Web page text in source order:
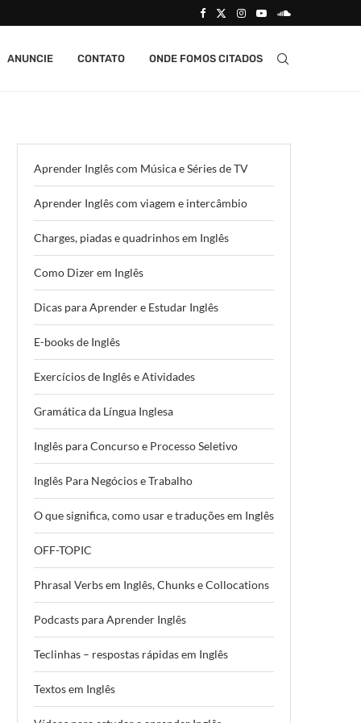
ANUNCIE CONTATO ONDE FOMOS CITADOS
Aprender Inglês com Música e Séries de TV
Aprender Inglês com viagem e intercâmbio
Charges, piadas e quadrinhos em Inglês
Como Dizer em Inglês
Dicas para Aprender e Estudar Inglês
E-books de Inglês
Exercícios de Inglês e Atividades
Gramática da Língua Inglesa
Inglês para Concurso e Processo Seletivo
Inglês Para Negócios e Trabalho
O que significa, como usar e traduções em Inglês
OFF-TOPIC
Phrasal Verbs em Inglês, Chunks e Collocations
Podcasts para Aprender Inglês
Teclinhas – respostas rápidas em Inglês
Textos em Inglês